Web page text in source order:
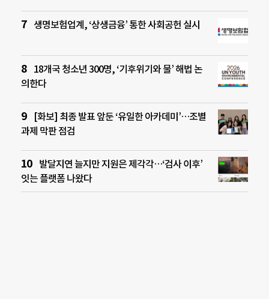
생명보험업계, ‘상생금융’ 통한 사회공헌 실시
18개국 청소년 300명, ‘기후위기와 물’ 해법 논
의한다
[화보] 최종 발표 앞둔 ‘유일한 아카데미’…조별
과제 막판 점검
발달지연 늘지만 지원은 제각각…‘검사 이후’
잇는 플랫폼 나왔다